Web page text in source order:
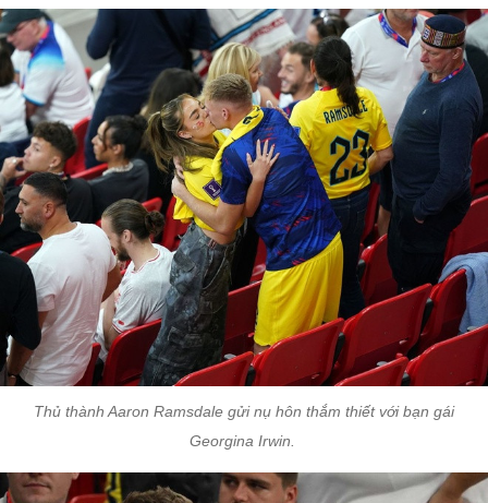
Thủ thành Aaron Ramsdale gửi nụ hôn thắm thiết với bạn gái
Georgina Irwin.